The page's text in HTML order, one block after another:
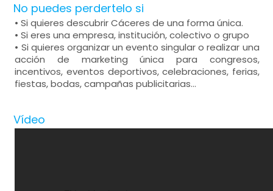
No puedes perdertelo si
• Si quieres descubrir Cáceres de una forma única.
• Si eres una empresa, institución, colectivo o grupo
• Si quieres organizar un evento singular o realizar una
acción de marketing única para congresos,
incentivos, eventos deportivos, celebraciones, ferias,
fiestas, bodas, campañas publicitarias…
Vídeo